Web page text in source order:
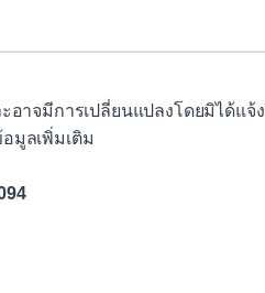
อาจมีการเปลี่ยนแปลงโดยมิได้แจ้
มูลเพิ่มเติม